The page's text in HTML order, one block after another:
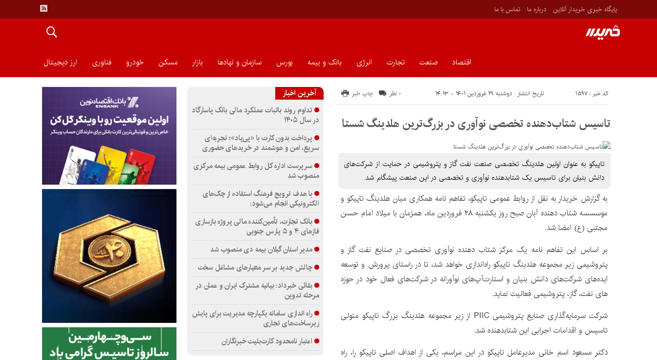
پایگاه خبری خریدار آنلاین درباره ما تماس با ما
اقتصاد صنعت تجارت انرژی بانک و بیمه بورس سازمان و نهادها بازار مسکن خودرو فناوری ارز دیجیتال
کد خبر : ۱۵۹۷ تاریخ انتشار : دوشنبه ۲۹ فروردین ۱۴۰۱ - ۱۴:۱۳ چاپ خبر ۰ نظر
تاسیس شتاب‌دهنده تخصصی نوآوری در بزرگ‌ترین هلدینگ شستا
تاپیکو به عنوان اولین هلدینگ تخصصی صنعت نفت گاز و پتروشیمی در حمایت از شرکت‌های
دانش بنیان برای تاسیس یک شتابدهنده نوآوری و تخصصی در این صنعت پیشگام شد.
به گزارش خریدار به نقل از روابط عمومی تاپیکو، تفاهم نامه همکاری میان هلدینگ تاپیکو و
موسسسه شتاب دهنده آبان صبح روز یکشنبه ۲۸ فروردین ماه، همزمان با میلاد امام حسن
مجتبی (ع) امضا شد.
بر اساس این تفاهم نامه یک مرکز شتاب دهنده نوآوری تخصصی در صنایع نفت گاز و
پتروشیمی زیر مجموعه هلدینگ تاپیکو راه‌اندازی خواهد شد، تا در راستای پرورش و توسعه
ایده‌های شرکت‌های دانش بنیان و استارت‌آپ‌های نوآورانه در شرکت‌های فعال خود در حوزه
های نفت، گاز، پتروشیمی فعالیت نماید.
شرکت سرمایه‌گذاری صنایع پتروشیمی PIIC از زیر مجموعه هلدینگ بزرگ تاپیکو متولی
تاسیس و اقدامات اجرایی این شتابدهنده شد.
دکتر مسعود اسم خانی مدیرعامل تاپیکو در این مراسم، یکی از اهداف اصلی تاپیکو را، راه
آخرین اخبار
تداوم روند باثبات عملکرد مالی بانک پاسارگاد
در سال ۱۴۰۵
پرداخت بدون کارت با «پی‌پاد»؛ تجربه‌ای
سریع، امن و هوشمند در خریدهای حضوری
سرپرست اداره كل روابط عمومی بیمه مركزی
منصوب شد
با هدف ترویج فرهنگ استفاده از چک‌های
الکترونیکی انجام می‌شود:
بانک تجارت، تأمین‌کننده مالی پروژه بازسازی
فازهای ۴ و ۵ پارس جنوبی
مدیر استان گیلان بیمه دی منصوب شد
چالش جدید بر سر معیارهای مشاغل سخت
بقائی خبرداد: بیانیه مشترک ایران و عمان در
مرحله تدوین
راه اندازی سامانه یکپارچه مدیریت برای پایش
زیرساخت‌های تجاری
اعتبار نامحدود کارت‌بلیت خبرنگاران